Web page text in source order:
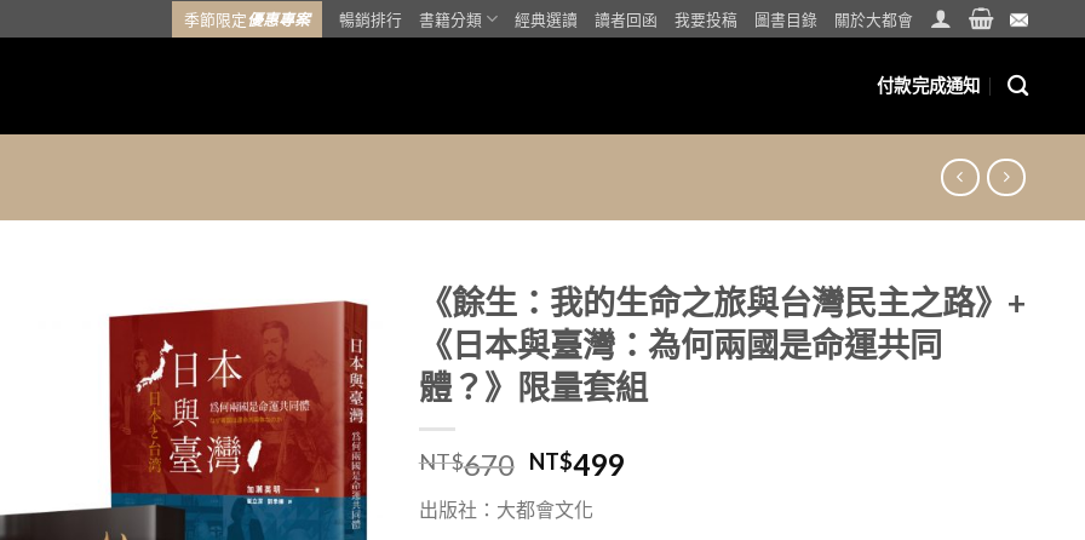
季節限定優惠專案 暢銷排行 書籍分類 經典選讀 讀者回函 我要投稿 圖書目錄 關於大都會
付款完成通知
加入
「願
望清
單」
《餘生：我的生命之旅與台灣民主之路》+
《日本與臺灣：為何兩國是命運共同
體？》限量套組
NT$670 NT$499
出版社：大都會文化